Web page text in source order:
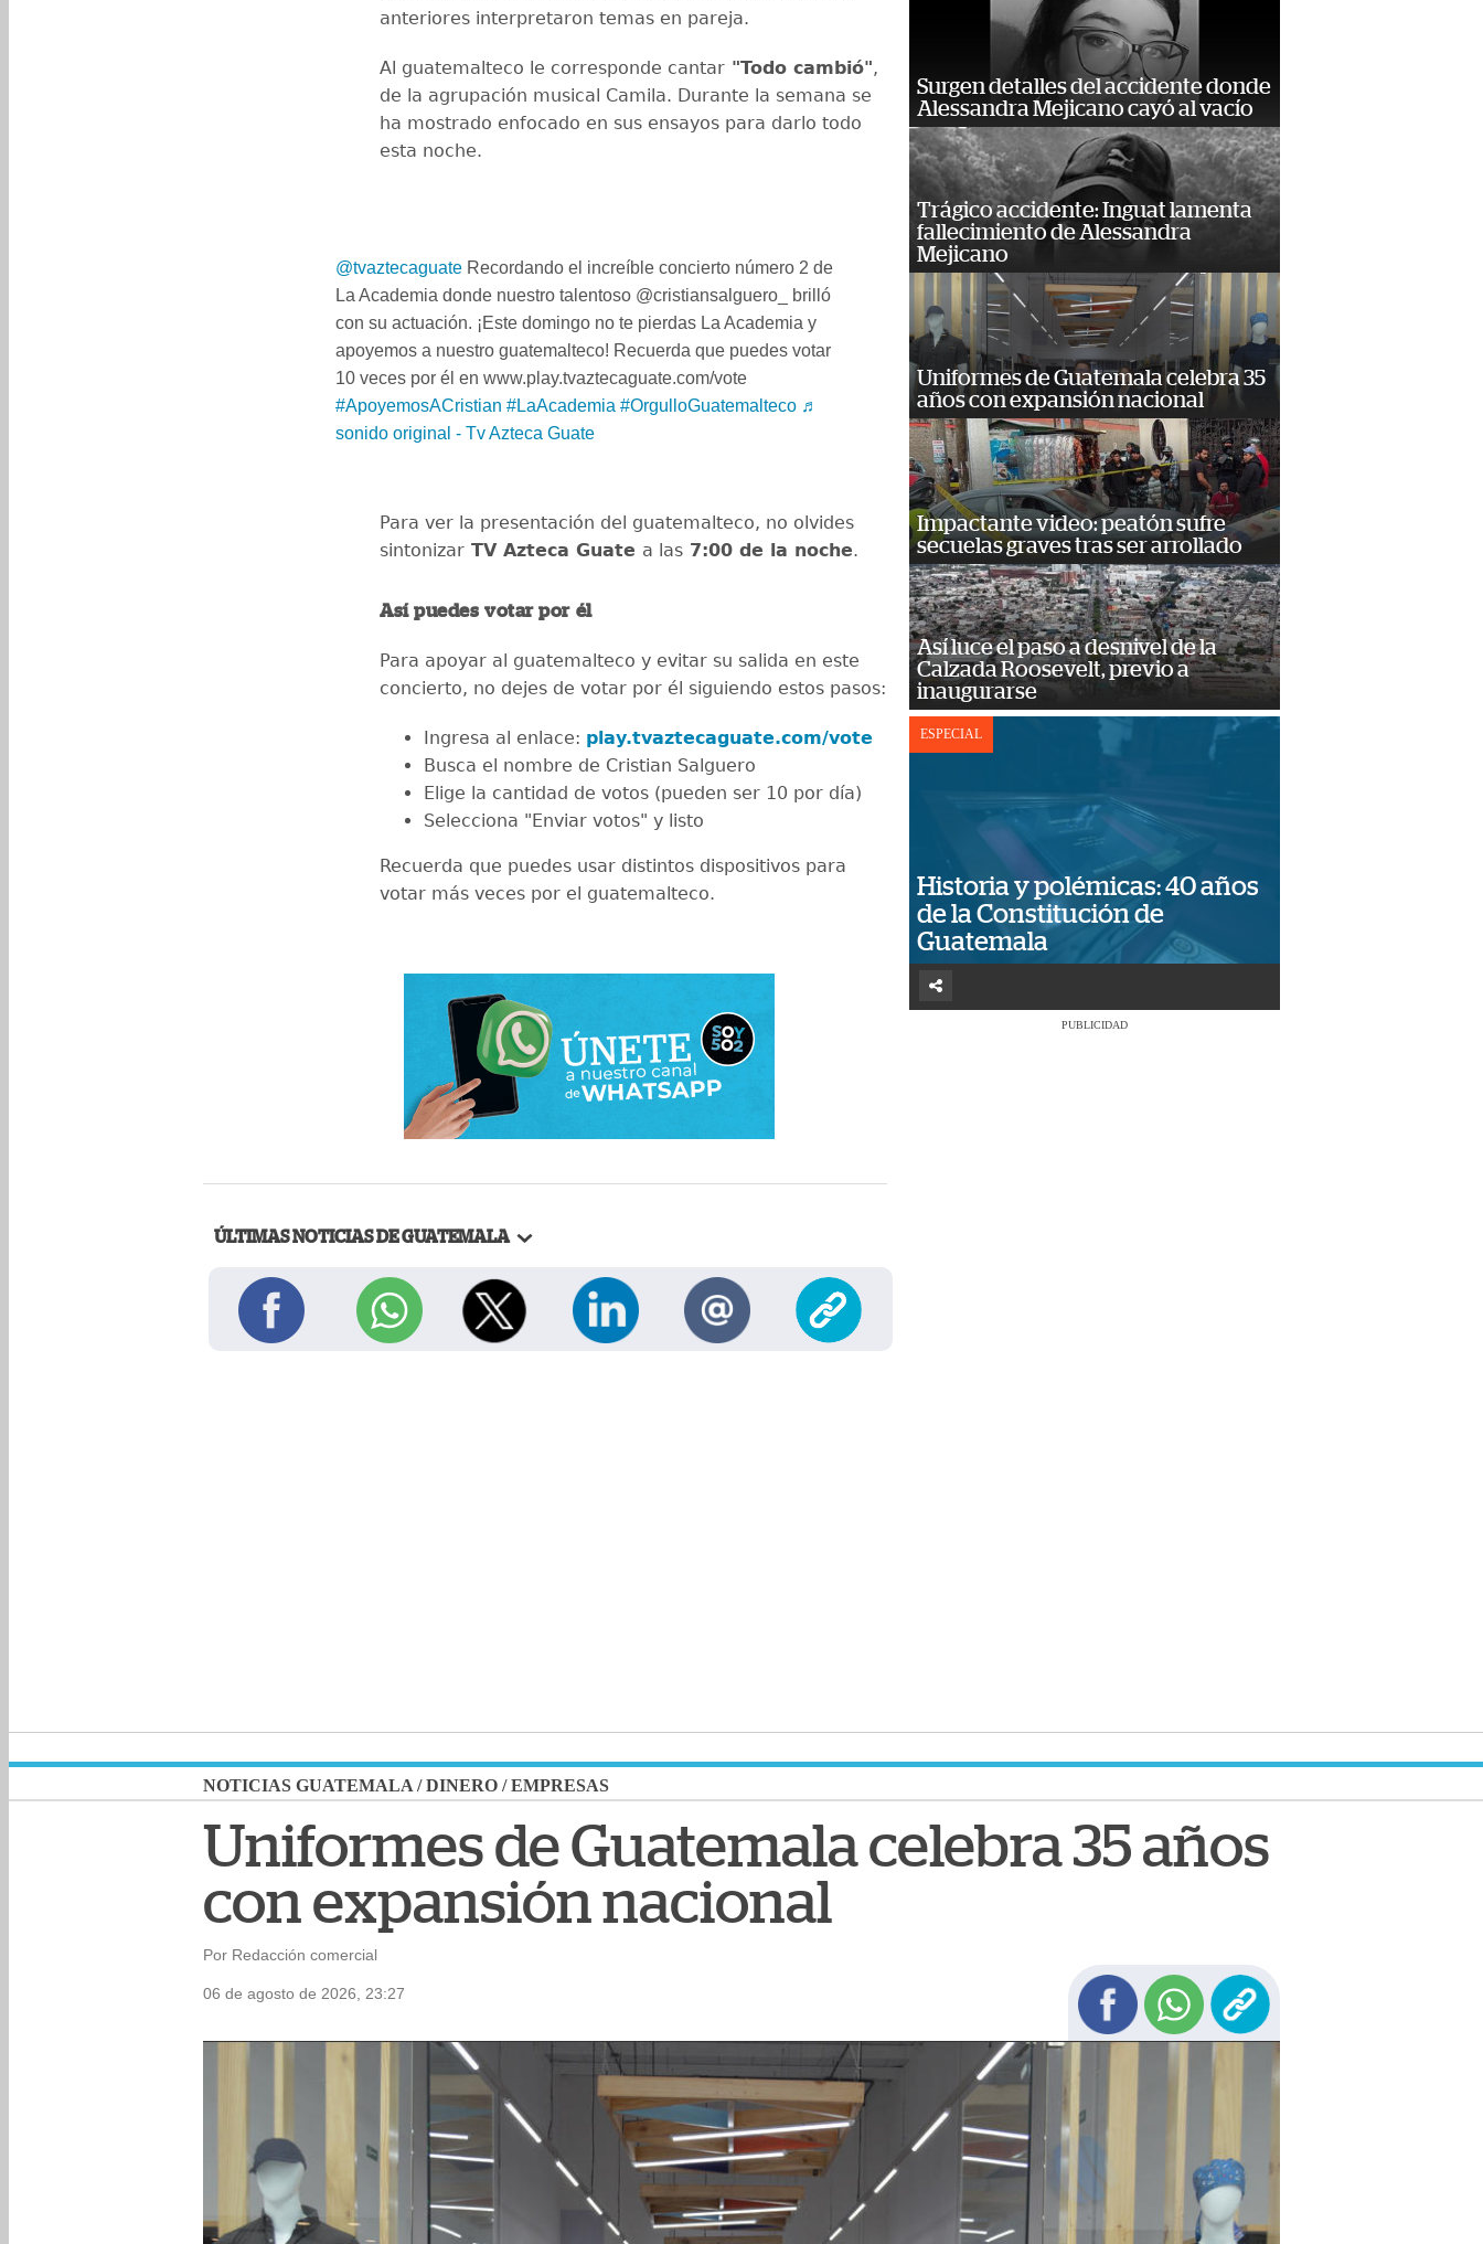
anteriores interpretaron temas en pareja.
Al guatemalteco le corresponde cantar "Todo cambió",
de la agrupación musical Camila. Durante la semana se
ha mostrado enfocado en sus ensayos para darlo todo
esta noche.
@tvaztecaguate Recordando el increíble concierto número 2 de
La Academia donde nuestro talentoso @cristiansalguero_ brilló
con su actuación. ¡Este domingo no te pierdas La Academia y
apoyemos a nuestro guatemalteco! Recuerda que puedes votar ️
10 veces por él en www.play.tvaztecaguate.com/vote
#ApoyemosACristian #LaAcademia #OrgulloGuatemalteco ♬
sonido original - Tv Azteca Guate
Para ver la presentación del guatemalteco, no olvides
sintonizar TV Azteca Guate a las 7:00 de la noche.
Así puedes votar por él
Para apoyar al guatemalteco y evitar su salida en este
concierto, no dejes de votar por él siguiendo estos pasos:
Ingresa al enlace: play.tvaztecaguate.com/vote
Busca el nombre de Cristian Salguero
Elige la cantidad de votos (pueden ser 10 por día)
Selecciona "Enviar votos" y listo
Recuerda que puedes usar distintos dispositivos para
votar más veces por el guatemalteco.
ÚLTIMAS NOTICIAS DE GUATEMALA
Surgen detalles del accidente donde
Alessandra Mejicano cayó al vacío
Trágico accidente: Inguat lamenta
fallecimiento de Alessandra
Mejicano
Uniformes de Guatemala celebra 35
años con expansión nacional
Impactante video: peatón sufre
secuelas graves tras ser arrollado
Así luce el paso a desnivel de la
Calzada Roosevelt, previo a
inaugurarse
ESPECIAL
Historia y polémicas: 40 años
de la Constitución de
Guatemala
PUBLICIDAD
NOTICIAS GUATEMALA /DINERO /EMPRESAS
Uniformes de Guatemala celebra 35 años
con expansión nacional
Por Redacción comercial
06 de agosto de 2026, 23:27